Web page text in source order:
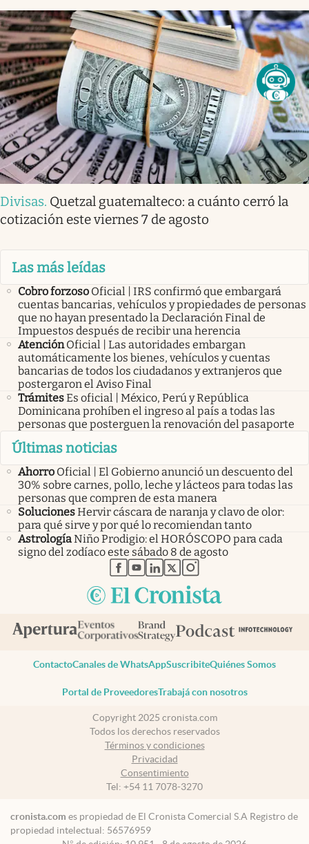
Divisas. Quetzal guatemalteco: a cuánto cerró la
cotización este viernes 7 de agosto
Las más leídas
Cobro forzoso Oficial | IRS confirmó que embargará
cuentas bancarias, vehículos y propiedades de personas
que no hayan presentado la Declaración Final de
Impuestos después de recibir una herencia
Atención Oficial | Las autoridades embargan
automáticamente los bienes, vehículos y cuentas
bancarias de todos los ciudadanos y extranjeros que
postergaron el Aviso Final
TrámitesEs oficial | México, Perú y República
Dominicana prohíben el ingreso al país a todas las
personas que posterguen la renovación del pasaporte
Últimas noticias
Ahorro Oficial | El Gobierno anunció un descuento del
30% sobre carnes, pollo, leche y lácteos para todas las
personas que compren de esta manera
SolucionesHervir cáscara de naranja y clavo de olor:
para qué sirve y por qué lo recomiendan tanto
AstrologíaNiño Prodigio: el HORÓSCOPO para cada
signo del zodíaco este sábado 8 de agosto
abre en nueva pestaña
abre en nueva pestaña
abre en nueva pestaña
abre en nueva pestaña
abre en nueva pestaña
ContactoCanales de WhatsAppSuscribiteQuiénes Somos
Portal de ProveedoresTrabajá con nosotros
Copyright 2025 cronista.com
Todos los derechos reservados
Términos y condiciones
Privacidad
Consentimiento
Tel: +54 11 7078-3270
cronista.com es propiedad de El Cronista Comercial S.A Registro de
propiedad intelectual: 56576959